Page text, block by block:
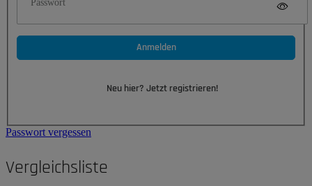
Anmelden
Neu hier? Jetzt registrieren!
Passwort vergessen
Vergleichsliste